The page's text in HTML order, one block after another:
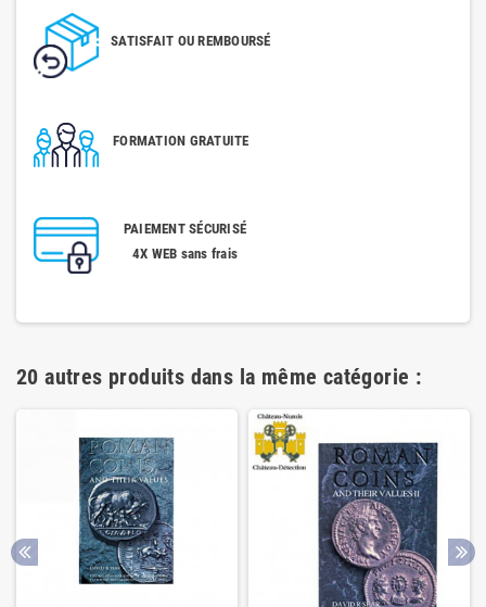
SATISFAIT OU REMBOURSÉ
FORMATION GRATUITE
PAIEMENT SÉCURISÉ
4X WEB sans frais
20 autres produits dans la même catégorie :